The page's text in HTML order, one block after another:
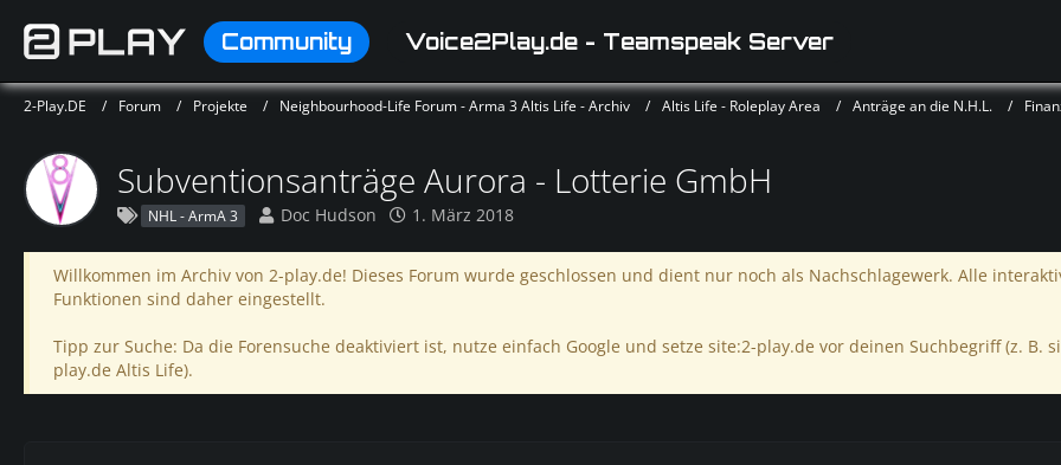
Community Voice2Play.de - Teamspeak Server
2-Play.DE Forum Projekte Neighbourhood-Life Forum - Arma 3 Altis Life - Archiv Altis Life - Roleplay Area Anträge an die N.H.L.
Subventionsanträge Aurora - Lotterie GmbH
NHL - ArmA 3 Doc Hudson 1. März 2018
Willkommen im Archiv von 2-play.de! Dieses Forum wurde geschlossen und dient nur noch als Nachschlagewerk. Alle
Funktionen sind daher eingestellt.
Tipp zur Suche: Da die Forensuche deaktiviert ist, nutze einfach Google und setze site:2-play.de vor deinen Suchbegriff (z. B.
play.de Altis Life).